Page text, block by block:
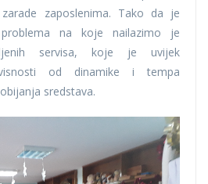
zaposlenima. Tako da je
na koje nailazimo je
servisa, koje je uvijek
od dinamike i tempa
sredstava.